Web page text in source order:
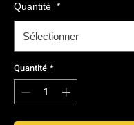
Quantité *
Quantité *